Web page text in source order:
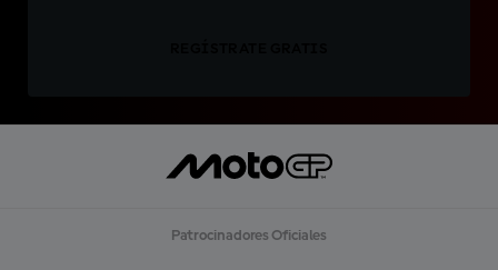
Patrocinadores Oficiales